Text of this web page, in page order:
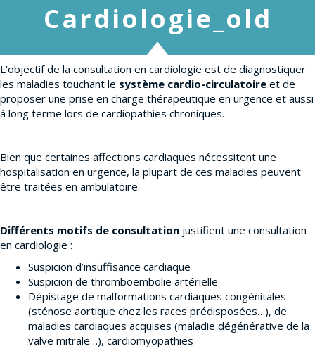
Cardiologie_old
L’objectif de la consultation en cardiologie est de diagnostiquer
les maladies touchant le système cardio-circulatoire et de
proposer une prise en charge thérapeutique en urgence et aussi
à long terme lors de cardiopathies chroniques.
Bien que certaines affections cardiaques nécessitent une
hospitalisation en urgence, la plupart de ces maladies peuvent
être traitées en ambulatoire.
Différents motifs de consultation justifient une consultation
en cardiologie :
Suspicion d’insuffisance cardiaque
Suspicion de thromboembolie artérielle
Dépistage de malformations cardiaques congénitales
(sténose aortique chez les races prédisposées…), de
maladies cardiaques acquises (maladie dégénérative de la
valve mitrale…), cardiomyopathies